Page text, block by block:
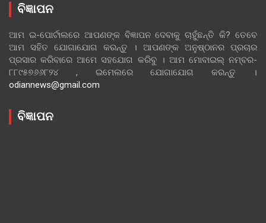
ବିଜ୍ଞାପନ
ଆମ ଇ-ପୋର୍ଟାଲରେ ଆପଣଙ୍କ ବିଜ୍ଞାପନ ଦେବାକୁ ଚାହୁଁଛନ୍ତି କି? ତେବେ
ଆମ ସହିତ ଯୋଗାଯୋଗ କରନ୍ତୁ । ଆପଣଙ୍କ ଅନୁଷ୍ଠାନର ପ୍ରଚାର
ପ୍ରସାର କରିବାରେ ଆମେ ସହଯୋଗ କରିବୁ । ଆମ ମୋବାଇଲ୍ ନମ୍ବର-
୮୮୯୫୭୬୬୮୨୪ , ଇମେଲରେ ଯୋଗାଯୋଗ କରନ୍ତୁ ।
odiannews@gmail.com
ବିଜ୍ଞାପନ